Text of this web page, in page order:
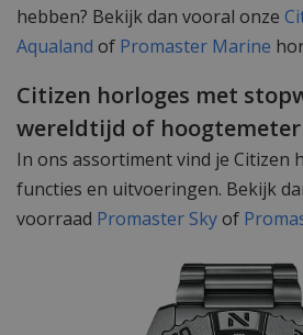
hebben? Bekijk dan vooral onze
Aqualand of Promaster Marine
Citizen horloges met
wereldtijd of hoogtemeter
In ons assortiment vind je Citizen
functies en uitvoeringen. Bekijk
voorraad Promaster Skyof